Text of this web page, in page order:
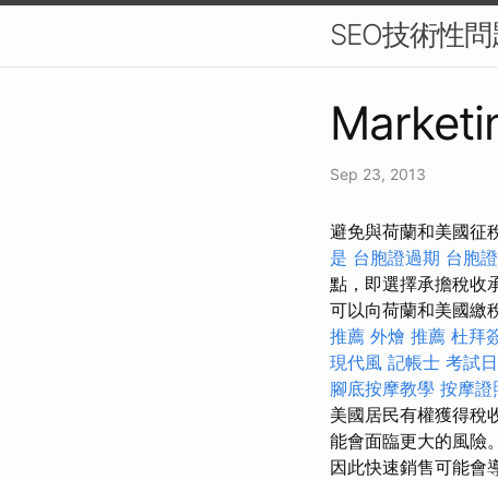
SEO技術性
Sep 23, 2013
避免與荷蘭和美國征
是 台胞證過期 台胞
點，即選擇承擔稅收
可以向荷蘭和美國繳
推薦 外燴 推薦 杜拜
現代風 記帳士 考試
腳底按摩教學 按摩證
美國居民有權獲得稅
能會面臨更大的風險。
因此快速銷售可能會